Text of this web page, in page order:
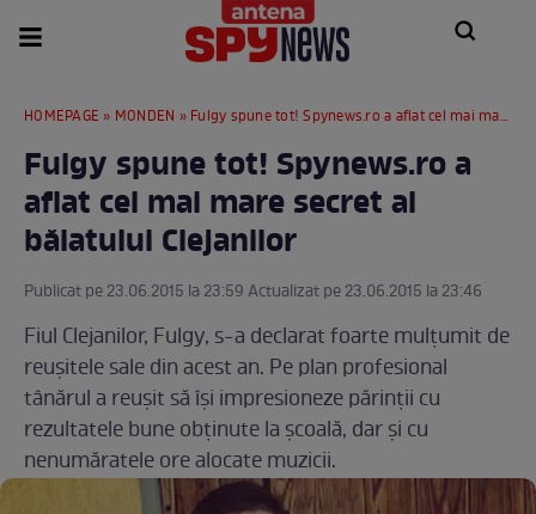
HOMEPAGE » MONDEN » Fulgy spune tot! Spynews.ro a aflat cel mai mare secret al băiatului Clejanilor
Fulgy spune tot! Spynews.ro a
aflat cel mai mare secret al
băiatului Clejanilor
Publicat pe 23.06.2015 la 23:59 Actualizat pe 23.06.2015 la 23:46
Fiul Clejanilor, Fulgy, s-a declarat foarte mulțumit de
reuşitele sale din acest an. Pe plan profesional
tânărul a reuşit să îşi impresioneze părinţii cu
rezultatele bune obţinute la şcoală, dar şi cu
nenumăratele ore alocate muzicii.